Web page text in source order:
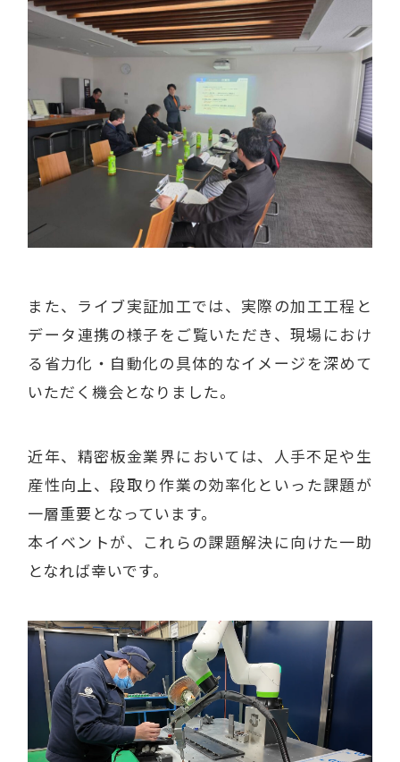
また、ライブ実証加工では、実際の加工工程と
データ連携の様子をご覧いただき、現場におけ
る省力化・自動化の具体的なイメージを深めて
いただく機会となりました。
近年、精密板金業界においては、人手不足や生
産性向上、段取り作業の効率化といった課題が
一層重要となっています。
本イベントが、これらの課題解決に向けた一助
となれば幸いです。